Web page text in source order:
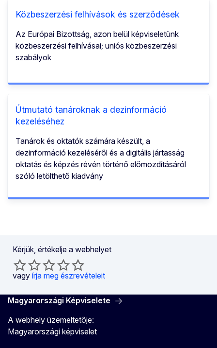
Közbeszerzési felhívások és szerződések
Az Európai Bizottság, azon belül képviseletünk
közbeszerzési felhívásai; uniós közbeszerzési
szabályok
Útmutató tanároknak a dezinformáció
kezeléséhez
Tanárok és oktatók számára készült, a
dezinformáció kezeléséről és a digitális jártasság
oktatás és képzés révén történő előmozdításáról
szóló letölthető kiadvány
Kérjük, értékelje a webhelyet
vagy írja meg észrevételeit
Magyarországi Képviselete
A webhely üzemeltetője:
Magyarországi képviselet